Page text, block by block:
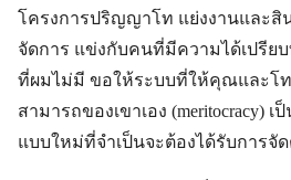
โครงการปริญญาโท แย่งงานและสิ
จัดการ แข่งกับคนที่มีความได้เปรีย
ที่ผมไม่มี ขอให้ระบบที่ให้คุณและโ
สามารถของเขาเอง (meritocracy)
แบบใหม่ที่จำเป็นจะต้องได้รับการจัด